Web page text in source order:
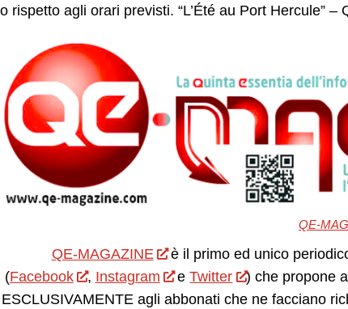
rispetto agli orari previsti. “L’Été au Port Hercule”
QE-
QE-MAGAZINE
è il primo ed unico
(Facebook , Instagram eTwitter
) che propone
ESCLUSIVAMENTE agli abbonati che ne facciano